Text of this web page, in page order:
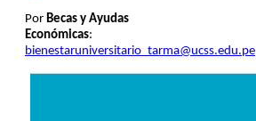
Por Becas y Ayudas
Económicas:
bienestaruniversitario_tarma@ucss.edu.pe